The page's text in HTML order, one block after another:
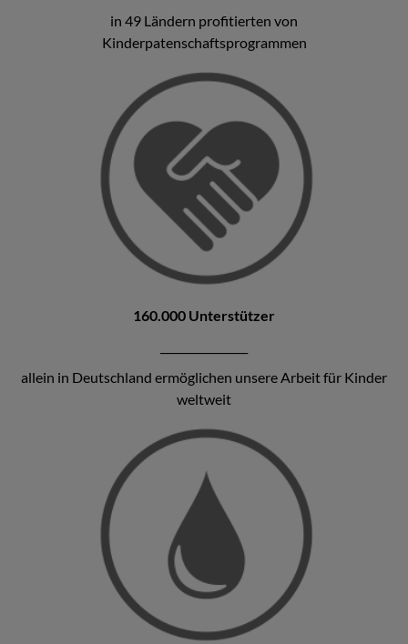
in 49 Ländern profitierten von
Kinderpatenschaftsprogrammen
160.000 Unterstützer
allein in Deutschland ermöglichen unsere Arbeit für Kinder
weltweit